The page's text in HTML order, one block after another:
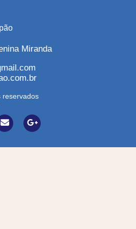
Miranda
reservados